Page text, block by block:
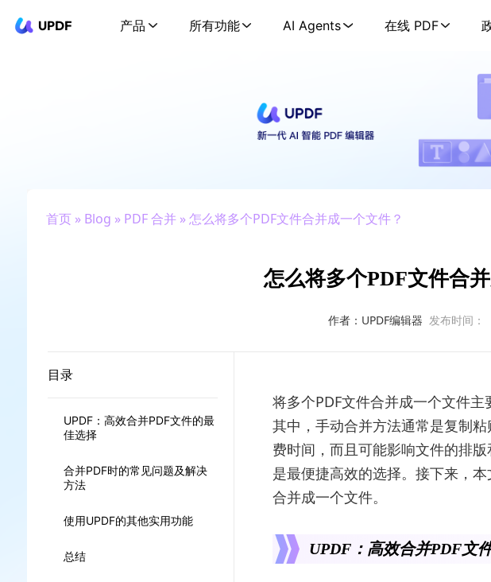
UPDF 产品 所有功能 AI Agents 在线 PDF
首页» Blog » PDF 合并» 怎么将多个PDF文件合并成一个文件？
怎么将多个PDF文件合
作者：UPDF编辑器 发布时间：
目录
UPDF：高效合并PDF文件的最
佳选择
合并PDF时的常见问题及解决
方法
使用UPDF的其他实用功能
总结
将多个PDF文件合并成一个文件主
其中，手动合并方法通常是复制
费时间，而且可能影响文件的排
是最便捷高效的选择。接下来，
合并成一个文件。
UPDF：高效合并PDF文